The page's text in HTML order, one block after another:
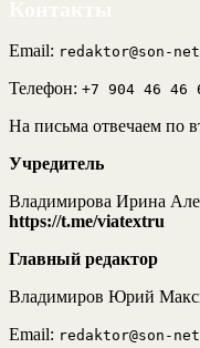
Email: redaktor@son-
Телефон: +7 904 46 46
На письма отвечаем по
Учредитель
Владимирова Ирина
https://t.me/viatextru
Главный редактор
Владимиров Юрий
Email: redaktor@son-